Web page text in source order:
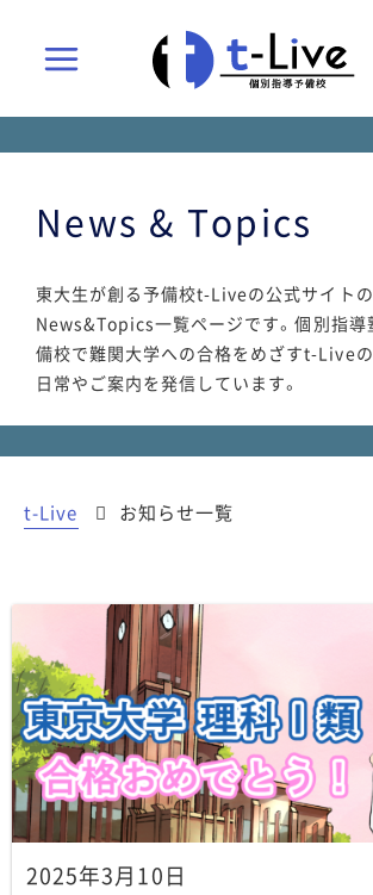
News & Topics
東大生が創る予備校t-Liveの公式サイトの
News&Topics一覧ページです。個別指
備校で難関大学への合格をめざすt-Live
日常やご案内を発信しています。
t-Live お知らせ一覧
2025年3月10日